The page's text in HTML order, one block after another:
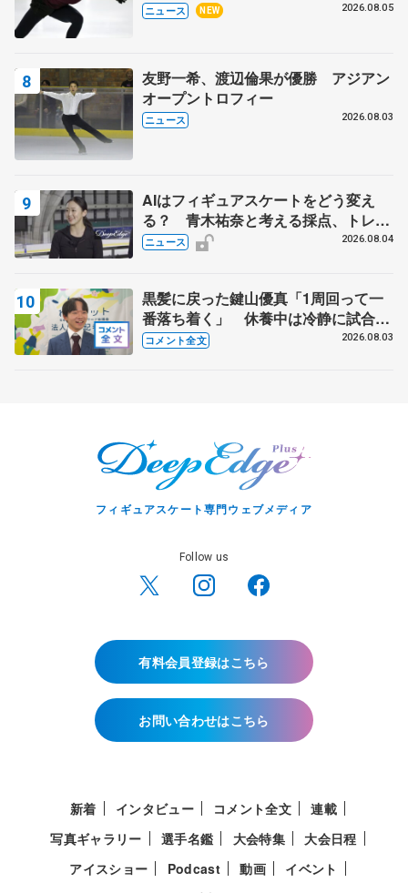
ニュース NEW 2026.08.05
友野一希、渡辺倫果が優勝 アジアン
オープントロフィー
ニュース 2026.08.03
AIはフィギュアスケートをどう変え
る？ 青木祐奈と考える採点、トレー
ニングの未来
ニュース 2026.08.04
黒髪に戻った鍵山優真「1周回って一
番落ち着く」 休養中は冷静に試合を
観戦する機会にも
コメント全文 2026.08.03
フィギュアスケート専門ウェブメディア
Follow us
有料会員登録はこちら
お問い合わせはこちら
新着 インタビュー コメント全文
連載
写真ギャラリー
選手名鑑 大会特集
大会日程
アイスショー
Podcast 動画
イベント